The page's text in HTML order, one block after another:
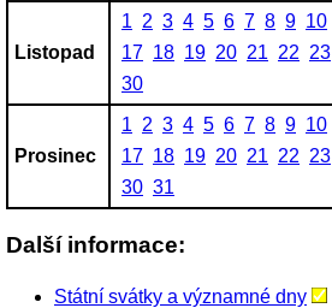
Listopad
1 2 3 4 5 6 7 8 9 10
17 18 19 20 21 22 23
30
Prosinec
1 2 3 4 5 6 7 8 9 10
17 18 19 20 21 22 23
30 31
Další informace:
Státní svátky a významné dny